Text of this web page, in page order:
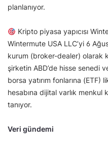
planlanıyor.
Kripto piyasa yapıcısı
Wintermute USA LLC’yi 6
kurum (broker-dealer) olarak
şirketin ABD’de hisse senedi
borsa yatırım fonlarına (ETF)
hesabına dijital varlık menkul
tanıyor.
Veri gündemi